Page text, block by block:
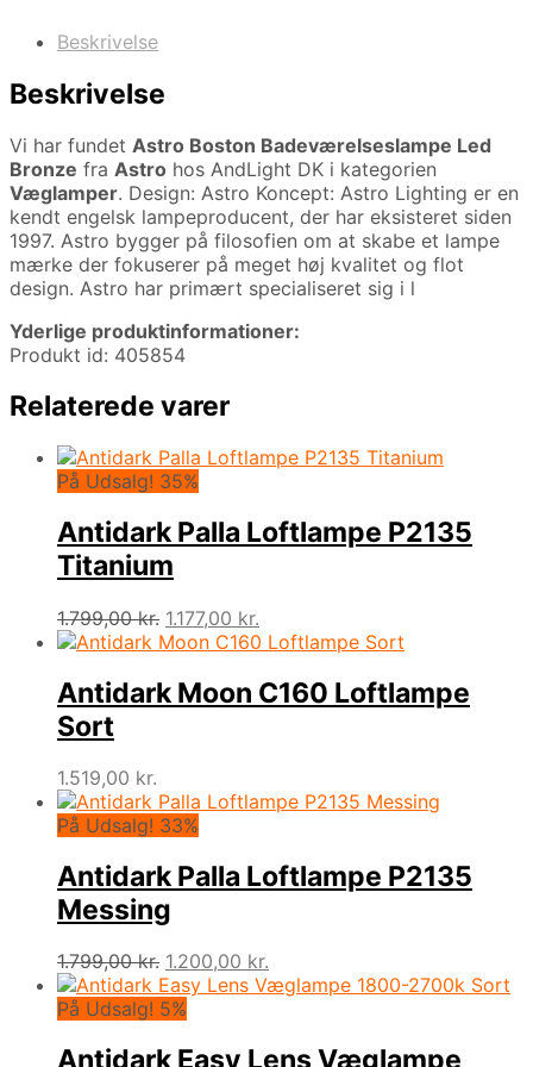
Beskrivelse
Beskrivelse
Vi har fundet Astro Boston Badeværelseslampe Led
Bronze fra Astro hos AndLight DK i kategorien
Væglamper. Design: Astro Koncept: Astro Lighting er en
kendt engelsk lampeproducent, der har eksisteret siden
1997. Astro bygger på filosofien om at skabe et lampe
mærke der fokuserer på meget høj kvalitet og flot
design. Astro har primært specialiseret sig i l
Yderlige produktinformationer:
Produkt id: 405854
Relaterede varer
På Udsalg! 35%
Antidark Palla Loftlampe P2135
Titanium
1.799,00kr. Den
oprindelige
var:
1.799,00 kr..
1.177,00 kr.
aktuelle
er:
1.177,00 kr..
Antidark Moon C160 Loftlampe
Sort
1.519,00 kr.
På Udsalg! 33%
Antidark Palla Loftlampe P2135
Messing
1.799,00kr. Den
oprindelige
pris
1.799,00 kr..
1.200,00 kr.
aktuelle
1.200,00 kr..
På Udsalg! 5%
Antidark Easy Lens Væglampe